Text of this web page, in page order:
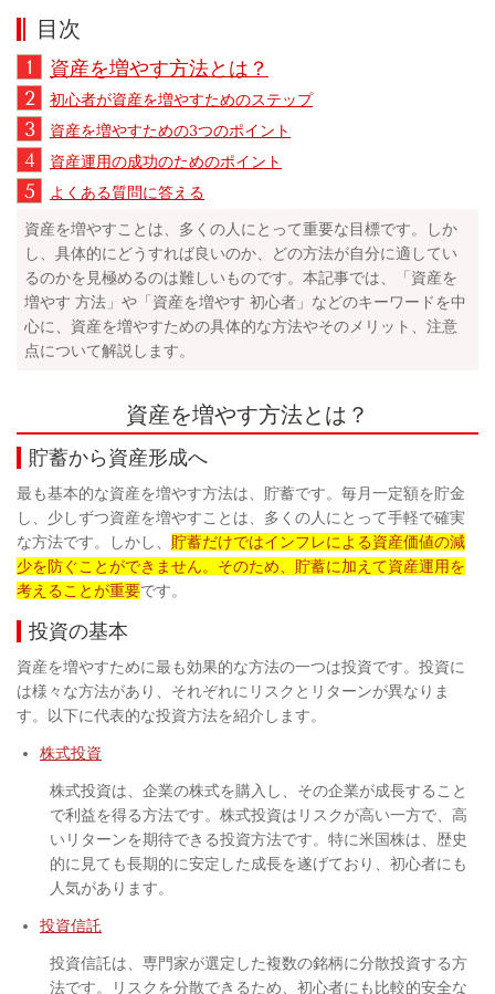
目次
1
資産を増やす方法とは？
2
初心者が資産を増やすためのステップ
3 資産を増やすための3つのポイント
4 資産運用の成功のためのポイント
5 よくある質問に答える
資産を増やすことは、多くの人にとって重要な目標です。しか
し、具体的にどうすれば良いのか、どの方法が自分に適してい
るのかを見極めるのは難しいものです。本記事では、「資産を
増やす 方法」や「資産を増やす 初心者」などのキーワードを中
心に、資産を増やすための具体的な方法やそのメリット、注意
点について解説します。
資産を増やす方法とは？
貯蓄から資産形成へ
最も基本的な資産を増やす方法は、貯蓄です。毎月一定額を貯金
し、少しずつ資産を増やすことは、多くの人にとって手軽で確実
な方法です。しかし、 貯蓄だけではインフレによる資産価値の減
少を防ぐことができません。そのため、貯蓄に加えて資産運用を
考えることが重要です。
投資の基本
資産を増やすために最も効果的な方法の一つは投資です。投資に
は様々な方法があり、それぞれにリスクとリターンが異なりま
す。以下に代表的な投資方法を紹介します。
株式投資
株式投資は、企業の株式を購入し、その企業が成長すること
で利益を得る方法です。株式投資はリスクが高い一方で、高
いリターンを期待できる投資方法です。特に米国株は、歴史
的に見ても長期的に安定した成長を遂げており、初心者にも
人気があります。
投資信託
投資信託は、専門家が選定した複数の銘柄に分散投資する方
法です。リスクを分散できるため、初心者にも比較的安全な